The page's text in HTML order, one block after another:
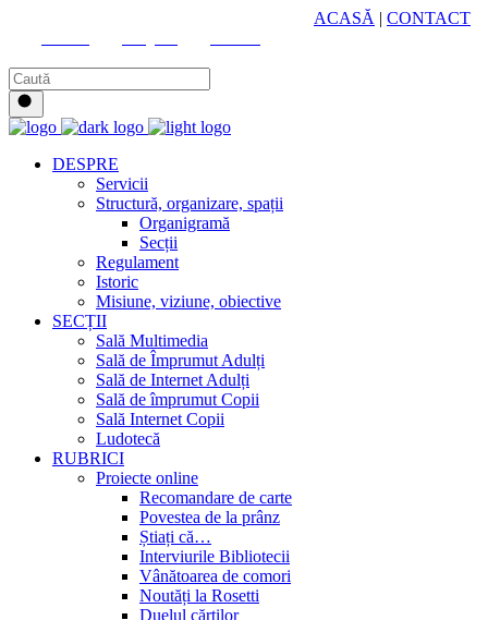
ACASĂ | CONTACT
DESPRE
Servicii
Structură, organizare, spații
Organigramă
Secții
Regulament
Istoric
Misiune, viziune, obiective
SECȚII
Sală Multimedia
Sală de Împrumut Adulți
Sală de Internet Adulți
Sală de împrumut Copii
Sală Internet Copii
Ludotecă
RUBRICI
Proiecte online
Recomandare de carte
Povestea de la prânz
Știați că…
Interviurile Bibliotecii
Vânătoarea de comori
Noutăți la Rosetti
Duelul cărților